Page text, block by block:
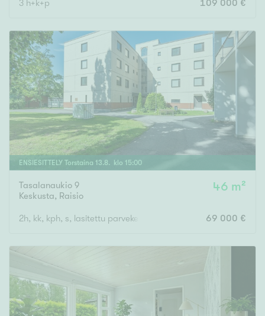
3 h+k+p 109 000 €
ENSIESITTELY Torstaina 13.8. klo 15:00
Tasalanaukio 9
Keskusta, Raisio
46 m²
2h, kk, kph, s, lasitettu parveke 69 000 €